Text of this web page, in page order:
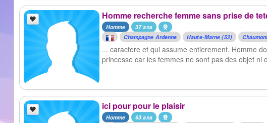
Homme recherche femme sans prise de
Homme
37 ans
Champagne Ardenne
Haute-Marne (52)
... caractere et qui assume entierement. Homme
princesse car les femmes ne sont pas des objet
ici pour pour le plaisir
Homme
63 ans